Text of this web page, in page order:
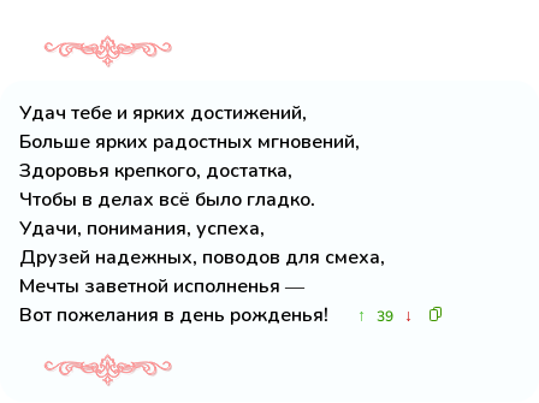
Удач тебе и ярких достижений,
Больше ярких радостных мгновений,
Здоровья крепкого, достатка,
Чтобы в делах всё было гладко.
Удачи, понимания, успеха,
Друзей надежных, поводов для смеха,
Мечты заветной исполненья ―
Вот пожелания в день рожденья!
↑ 39 ↓